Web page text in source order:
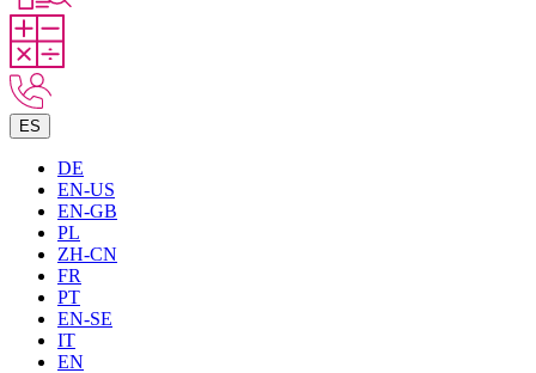
ES
DE
EN-US
EN-GB
PL
ZH-CN
FR
PT
EN-SE
IT
EN